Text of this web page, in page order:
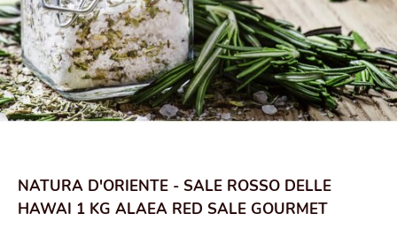
NATURA D'ORIENTE - SALE ROSSO DELLE
HAWAI 1 KG ALAEA RED SALE GOURMET